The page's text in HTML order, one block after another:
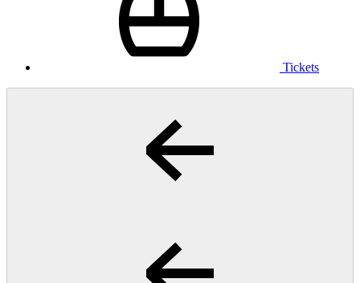
Tickets